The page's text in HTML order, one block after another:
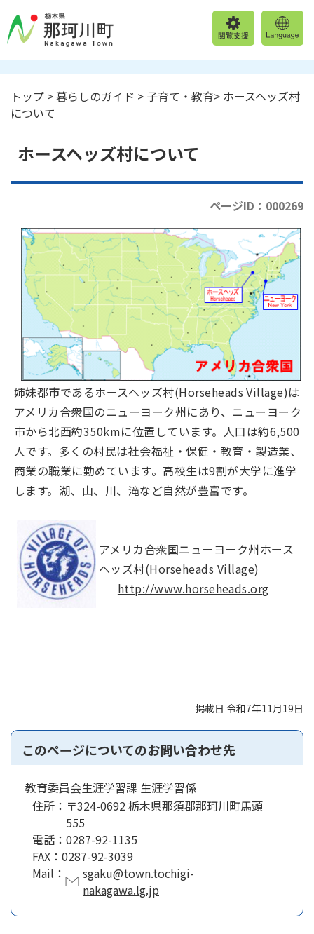
トップ >暮らしのガイド > 子育て・教育> ホースヘッズ村
について
ホースヘッズ村について
ページID：000269
姉妹都市であるホースヘッズ村(Horseheads Village)は
アメリカ合衆国のニューヨーク州にあり、ニューヨーク
市から北西約350kmに位置しています。人口は約6,500
人です。多くの村民は社会福祉・保健・教育・製造業、
商業の職業に勤めています。高校生は9割が大学に進学
します。湖、山、川、滝など自然が豊富です。
アメリカ合衆国ニューヨーク州ホース
ヘッズ村(Horseheads Village)
http://www.horseheads.org
掲載日 令和7年11月19日
このページについてのお問い合わせ先
教育委員会生涯学習課 生涯学習係
住所： 〒324-0692 栃木県那須郡那珂川町馬頭
555
電話： 0287-92-1135
FAX： 0287-92-3039
Mail：
sgaku@town.tochigi-
nakagawa.lg.jp